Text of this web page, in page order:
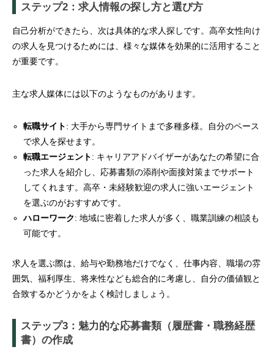
ステップ2：求人情報の探し方と選び方
自己分析ができたら、次は具体的な求人探しです。高卒女性向け
の求人を見つけるためには、様々な媒体を効果的に活用すること
が重要です。
主な求人媒体には以下のようなものがあります。
転職サイト: 大手から専門サイトまで多種多様。自分のペース
で求人を探せます。
転職エージェント: キャリアアドバイザーがあなたの希望に合
った求人を紹介し、応募書類の添削や面接対策までサポート
してくれます。高卒・未経験歓迎の求人に強いエージェント
を選ぶのがおすすめです。
ハローワーク: 地域に密着した求人が多く、職業訓練の相談も
可能です。
求人を選ぶ際は、給与や勤務地だけでなく、仕事内容、職場の雰
囲気、福利厚生、将来性なども総合的に考慮し、自分の価値観と
合致するかどうかをよく検討しましょう。
ステップ3：魅力的な応募書類（履歴書・職務経歴
書）の作成